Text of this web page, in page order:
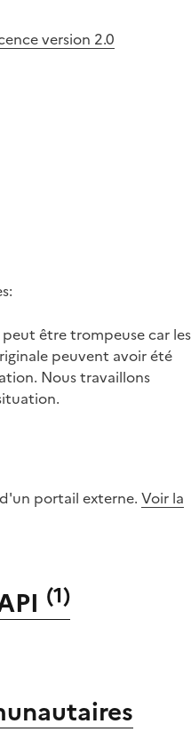
version 2.0
être trompeuse car les
peuvent avoir été
Nous travaillons
portail externe. Voir la
(1)